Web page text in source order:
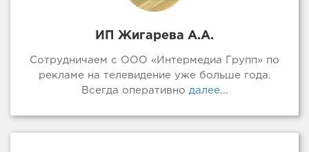
ИП Жигарева А.А.
Сотрудничаем с ООО «Интермедиа Групп» по
рекламе на телевидение уже больше года.
Всегда оперативно далее...